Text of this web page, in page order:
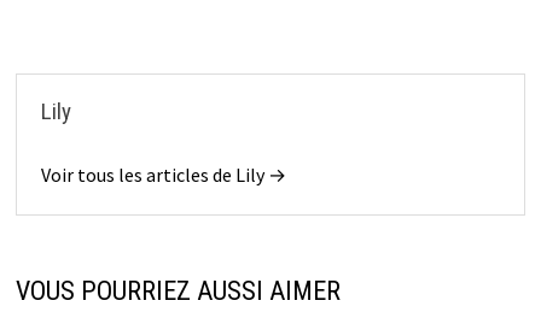
Lily
Voir tous les articles de Lily →
VOUS POURRIEZ AUSSI AIMER